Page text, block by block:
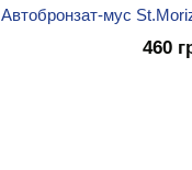
Автобронзат-мус
460